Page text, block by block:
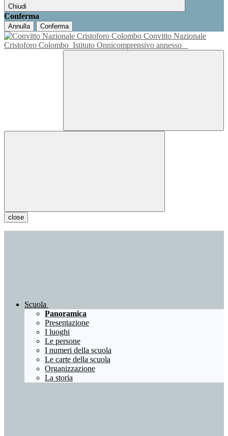
Chiudi
Conferma
Annulla Conferma
Convitto Nazionale
Cristoforo Colombo Istituto Onnicomprensivo annesso
close
Scuola
Panoramica
Presentazione
I luoghi
Le persone
I numeri della scuola
Le carte della scuola
Organizzazione
La storia